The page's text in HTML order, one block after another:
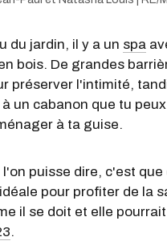
du jardin, il y a un spa
bois. De grandes
préserver l'intimité,
un cabanon que tu peux
à ta guise.
l'on puisse dire, c'est que
pour profiter de la
il se doit et elle
.